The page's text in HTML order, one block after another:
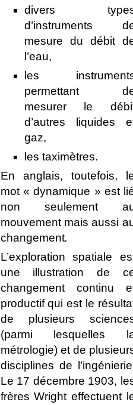
divers
d’instruments
mesure du débit
l’eau,
les
permettant
mesurer le
d’autres liquides
gaz,
les taximètres.
En anglais, toutefois,
mot « dynamique » est
non seulement
mouvement mais aussi
changement.
L’exploration spatiale
une illustration de
changement continu
productif qui est le
de plusieurs
(parmi lesquelles
métrologie) et de
disciplines de
Le 17 décembre 1903,
frères Wright effectuent